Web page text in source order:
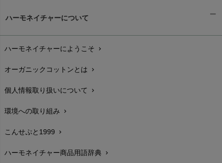
配送と送料chevron_right
在庫状況と発送予定chevron_right
サイズ・寸法chevron_right
生地・素材chevron_right
お手入れについて
レビューを書こうchevron_right
ハーモネイチャーについて
ハーモネイチャーにようこそ chevron_right
オーガニックコットンとは chevron_right
個人情報取り扱いについて chevron_right
環境への取り組み chevron_right
こんせぷと1999 chevron_right
ハーモネイチャー商品用語辞典 chevron_right